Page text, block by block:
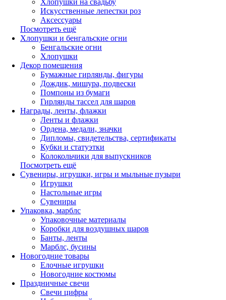
Искусственные лепестки роз
Аксессуары
Посмотреть ещё
Хлопушки и бенгальские огни
Бенгальские огни
Хлопушки
Декор помещения
Бумажные гирлянды, фигуры
Дождик, мишура, подвески
Помпоны из бумаги
Гирлянды тассел для шаров
Награды, ленты, флажки
Ленты и флажки
Ордена, медали, значки
Дипломы, свидетельства, сертификаты
Кубки и статуэтки
Колокольчики для выпускников
Посмотреть ещё
Сувениры, игрушки, игры и мыльные пузыри
Игрушки
Настольные игры
Сувениры
Упаковка, марблс
Упаковочные материалы
Коробки для воздушных шаров
Банты, ленты
Марблс, бусины
Новогодние товары
Елочные игрушки
Новогодние костюмы
Праздничные свечи
Свечи цифры